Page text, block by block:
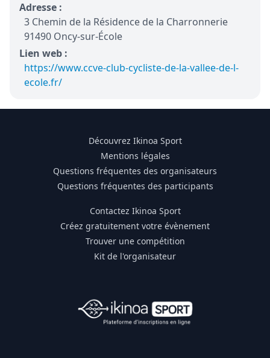
Adresse :
3 Chemin de la Résidence de la Charronnerie
91490 Oncy-sur-École
Lien web :
https://www.ccve-club-cycliste-de-la-vallee-de-l-
ecole.fr/
Découvrez Ikinoa Sport
Mentions légales
Questions fréquentes des organisateurs
Questions fréquentes des participants
Contactez Ikinoa Sport
Créez gratuitement votre évènement
Trouver une compétition
Kit de l'organisateur